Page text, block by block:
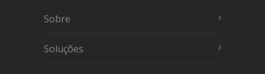
Sobre
Soluções